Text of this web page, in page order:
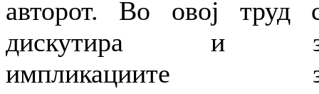
авторот. Во овој труд
дискутира и
импликациите